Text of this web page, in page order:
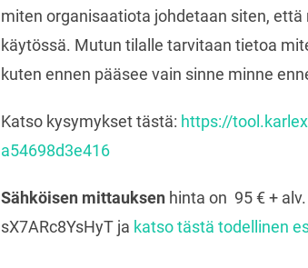
miten organisaatiota johdetaan siten,
käytössä. Mutun tilalle tarvitaan tietoa
kuten ennen pääsee vain sinne minne
Katso kysymykset tästä: https://
a54698d3e416
Sähköisen mittauksenhinta on 95 € +
sX7ARc8YsHyT ja katso tästä todellinen